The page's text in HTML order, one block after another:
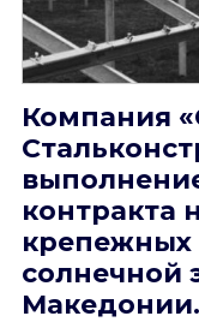
Компания
контракта
крепежных
солнечной
Македонии.